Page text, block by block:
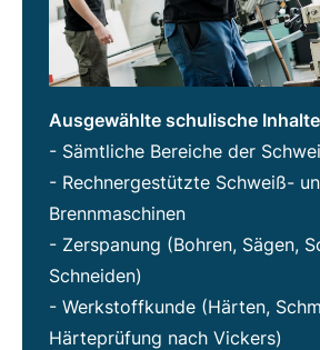
Ausgewählte schulische
- Sämtliche Bereiche der
- Rechnergestützte Schweiß-
Brennmaschinen
- Zerspanung (Bohren, Sägen,
Schneiden)
- Werkstoffkunde (Härten,
Härteprüfung nach Vickers)